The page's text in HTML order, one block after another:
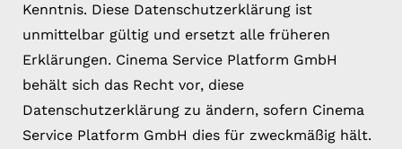
Kenntnis. Diese Datenschutzerklärung ist
unmittelbar gültig und ersetzt alle früheren
Erklärungen. Cinema Service Platform GmbH
behält sich das Recht vor, diese
Datenschutzerklärung zu ändern, sofern Cinema
Service Platform GmbH dies für zweckmäßig hält.